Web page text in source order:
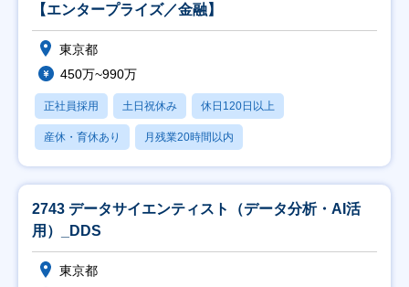
【エンタープライズ／金融】
東京都
450万~990万
正社員採用 土日祝休み 休日120日以上
産休・育休あり 月残業20時間以内
2743 データサイエンティスト（データ分析・AI活
用）_DDS
東京都